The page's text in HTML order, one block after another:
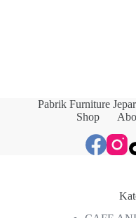
Pabrik Furniture
Shop